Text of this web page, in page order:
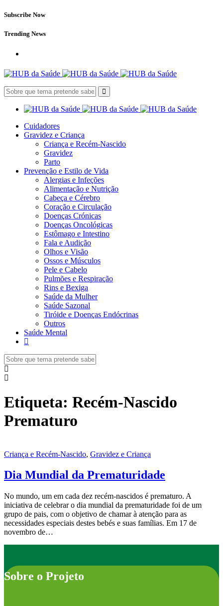
Subscribe Now
Trending News
Cuidadores
Gravidez e Criança
Criança e Recém-Nascido
Gravidez
Parto
Prevenção e Estilo de Vida
Alergias e Infeções
Alimentação e Nutrição
Cabeça e Cérebro
Coração e Circulação
Doenças Crónicas
Doenças Oncológicas
Estômago e Intestino
Fala e Audição
Olhos e Visão
Ossos e Músculos
Pele e Cabelo
Pulmões e Respiração
Rins e Bexiga
Saúde da Mulher
Saúde Sazonal
Tiróide e Doenças Endócrinas
Outros
Saúde Mental
Etiqueta: Recém-Nascido
Prematuro
Criança e Recém-Nascido, Gravidez e Criança
Dia Mundial da Prematuridade
No mundo, um em cada dez recém-nascidos é prematuro. A
iniciativa de celebrar o dia mundial da prematuridade foi de um
grupo de pais, com o objetivo de chamar à atenção para as
necessidades especiais destes bebés e suas famílias. Em 17 de
novembro de…
Sobre o Projeto